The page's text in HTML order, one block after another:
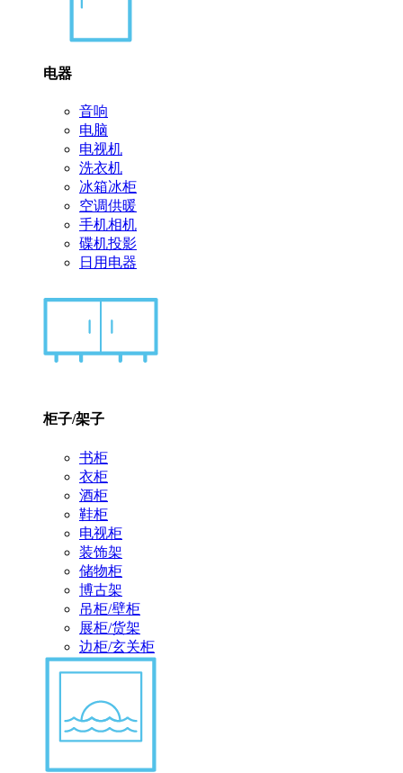
电器
音响
电脑
电视机
洗衣机
冰箱冰柜
空调供暖
手机相机
碟机投影
日用电器
柜子/架子
书柜
衣柜
酒柜
鞋柜
电视柜
装饰架
储物柜
博古架
吊柜/壁柜
展柜/货架
边柜/玄关柜